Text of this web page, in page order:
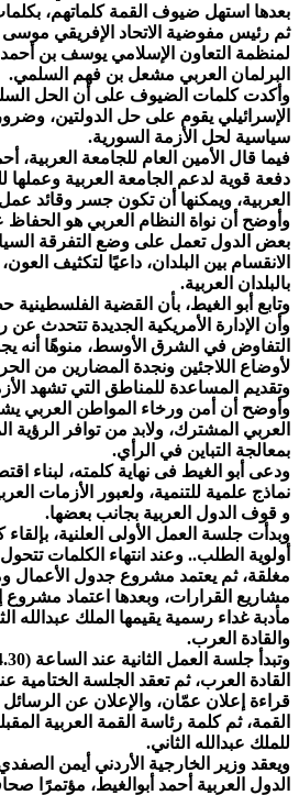
بعدها استهل ضيوف القمة كلماتهم،
ثم رئيس مفوضية الاتحاد الإفريقي موسى
لمنظمة التعاون الإسلامي يوسف بن
البرلمان العربي مشعل بن فهم السلمي.
وأكدت كلمات الضيوف على أن الحل
الإسرائيلي يقوم على حل الدولتين،
سياسية لحل الأزمة السورية.
فيما قال الأمين العام للجامعة العربية،
دفعة قوية لدعم الجامعة العربية وعملها
العربية، ويمكنها أن تكون جسر وقائد
وأوضح أن نواة النظام العربي هو الحفاظ
بعض الدول تعمل على وضع التفرقة
الانقسام بين البلدان، داعيًا لتكثيف
بالبلدان العربية.
وتابع أبو الغيط، بأن القضية الفلسطينية
وأن الإدارة الأمريكية الجديدة تتحدث عن
التفاوض في الشرق الأوسط، منوهًا أنه
لأوضاع اللاجئين ونجدة المضارين من
وتقديم المساعدة للمناطق التي تشهد
وأوضح أن أمن ورخاء المواطن العربي
العربي المشترك، ولابد من توافر
بمعالجة التباين في الرأي.
ودعى أبو الغيط فى نهاية كلمته، لبناء
نماذج علمية للتنمية، ولعبور الأزمات
و قوف الدول العربية بجانب بعضها.
وبدأت جلسة العمل الأولى العلنية،
أولوية الطلب.. وعند انتهاء الكلمات
مغلقة، ثم يعتمد مشروع جدول الأعمال
مشاريع القرارات، وبعدها اعتماد
مأدبة غداء رسمية يقيمها الملك عبدالله
والقادة العرب.
قراءة إعلان عمّان، والإعلان عن الرسائل
للملك عبدالله الثاني.
ويعقد وزير الخارجية الأردني أيمن
الدول العربية أحمد أبوالغيط، مؤتمرًا صحافيًا